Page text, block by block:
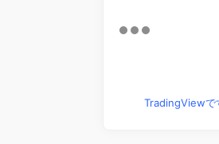
TradingViewで